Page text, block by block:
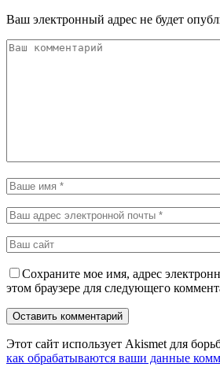
Ваш электронный адрес не будет
Сохраните мое имя, адрес
этом браузере для следующего
Этот сайт использует Akismet для
как обрабатываются ваши данные